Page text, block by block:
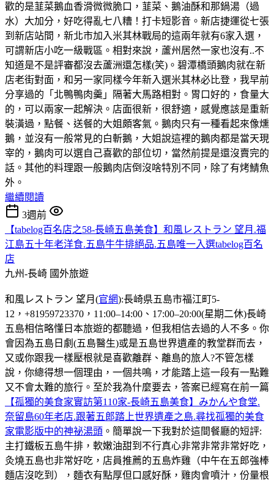
歡的是韮菜鵝血香滑微微脆口，韮菜、鵝油酥和那鍋湯（過
水）大加分，好吃得亂七八糟！打卡短影音。新店捷運從七張
到新店站間，新北市加入米其林戰局的這兩年就有6家入選，
可謂新店小吃一級戰區。相對來說，蘆州居然一家也沒有..不
知道是不是評審都沒去蘆洲還怎樣(笑)。碧潭橋頭鵝肉就在新
店老街對面，和另一家同樣今年新入選米其林必比登，我早前
分享過的「北鴨鴨肉羹」隔著大馬路相對。胃口好的，食量大
的，可以兩家一起解決。店面很新，很舒適，感覺應該是重新
裝潢過，點餐、送餐的大姐頗客氣。鵝肉只有一種看起來像燻
鵝，並沒有一般常見的白斬鵝，大姐說這裡的鵝肉都是當天現
宰的，鵝肉可以選自己喜歡的部位切，當然前提是還沒賣完的
話。其他的料理跟一般鵝肉店倒沒啥特別不同，除了有烤鯖魚
外。
繼續閱讀
3週前
【tabelog百名店之58-長崎五島美食】和風レストラン 望月.福
江島五十年老洋食.五島牛牛排絕品.五島唯一入選tabelog百名
店
九州-長崎 國外旅遊
和風レストラン 望月(官網):長崎県五島市福江町5-
12，+81959723370，11:00–14:00、17:00–20:00(星期二休)長崎
五島相信略懂日本旅遊的都聽過，但我相信去過的人不多。你
會因為五島日劇(五島醫生)或是五島世界遺產的教堂群而去，
又或你跟我一樣壓根就是喜歡離群、離島的旅人?不管怎樣
說，你總得想一個理由，一個共鳴，才能踏上這一段有一點難
又不會太難的旅行。至於我為什麼要去，答案已經寫在前一篇
【孤獨的美食家實訪第110家-長崎五島美食】みかんや食堂.
奈留島60年老店.跟著五郎踏上世界遺產之島.尋找孤獨的美食
家電影版中的神祕湯頭 。簡單說一下我對於這間餐廳的短評:
主打鐵板五島牛排，軟嫩油甜到不行真心非常非常非常好吃，
灸燒五島也非常好吃，店員推薦的五島炸雞（中午在五郎強棒
麵店沒吃到），麵衣有點厚但口感好酥，雞肉會噴汁，份量根